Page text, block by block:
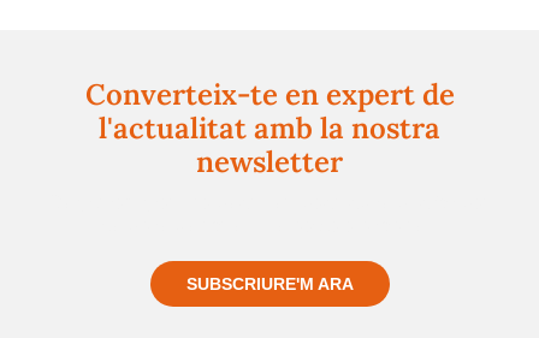
Converteix-te en expert de
l'actualitat amb la nostra
newsletter
SUBSCRIURE'M ARA